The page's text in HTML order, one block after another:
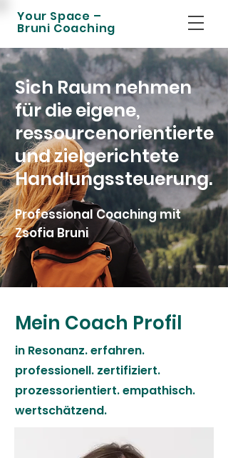
Your Space –
Bruni Coaching
Sich Raum nehmen
für die eigene,
ressourcenorientierte
und zielgerichtete
Handlungssteuerung.
Professional Coaching mit
Zsofia Bruni
Mein Coach Profil
in Resonanz. erfahren.
professionell. zertifiziert.
prozessorientiert. empathisch.
wertschätzend.